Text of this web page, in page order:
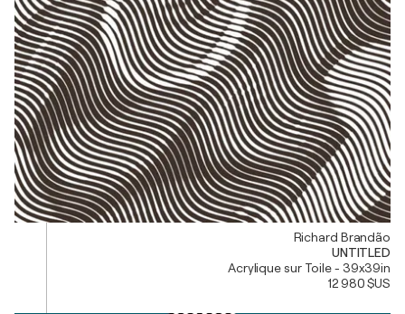
Richard Brandão
UNTITLED
Acrylique sur Toile - 39x39in
12 980 $US